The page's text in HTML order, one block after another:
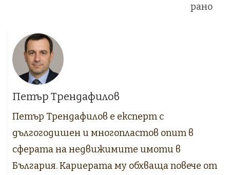
рано
Петър Трендафилов
Петър Трендафилов е експерт с
дългогодишен и многопластов опит в
сферата на недвижимите имоти в
България. Кариерата му обхваща повече от